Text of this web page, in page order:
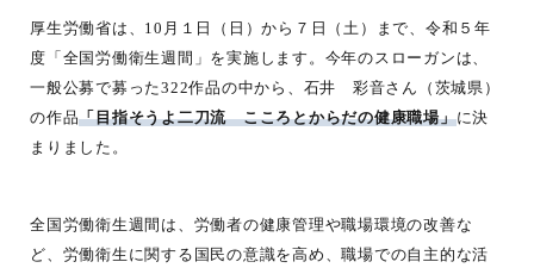
厚生労働省は、10月１日（日）から７日（土）まで、令和５年
度「全国労働衛生週間」を実施します。今年のスローガンは、
一般公募で募った322作品の中から、石井 彩音さん（茨城県）
の作品「目指そうよ二刀流 こころとからだの健康職場」に決
まりました。
全国労働衛生週間は、労働者の健康管理や職場環境の改善な
ど、労働衛生に関する国民の意識を高め、職場での自主的な活